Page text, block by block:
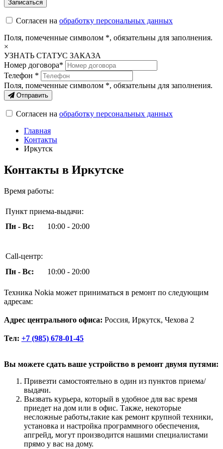
Согласен на обработку персональных данных
Поля, помеченные символом *, обязательны для заполнения.
×
УЗНАТЬ СТАТУС ЗАКАЗА
Номер договора*
Телефон *
Поля, помеченные символом *, обязательны для заполнения.
Отправить
Согласен на обработку персональных данных
Главная
Контакты
Иркутск
Контакты в Иркутске
Время работы:
Пункт приема-выдачи:
Пн - Вс:
10:00 - 20:00
Call-центр:
Пн - Вс:
10:00 - 20:00
Техника Nokia может приниматься в ремонт по следующим
адресам:
Адрес центрального офиса: Россия, Иркутск, Чехова 2
Тел: +7 (985) 678-01-45
Вы можете сдать ваше устройство в ремонт двумя путями:
Привезти самостоятельно в один из пунктов приема/
выдачи.
Вызвать курьера, который в удобное для вас время
приедет на дом или в офис. Также, некоторые
несложные работы,такие как ремонт крупной техники,
установка и настройка программного обеспечения,
апгрейд, могут производится нашими специалистами
прямо у вас на дому.